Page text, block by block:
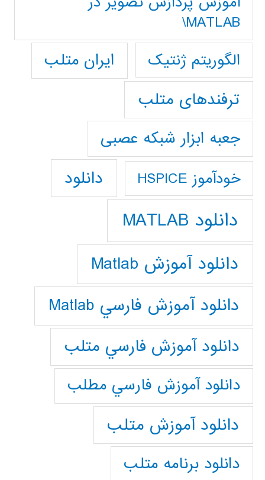
MATLAB\
الگوریتم ژنتیک
ایران متلب
ترفندهای متلب
جعبه ابزار شبکه عصبی
خودآموز HSPICE دانلود
دانلود MATLAB
دانلود آموزش Matlab
دانلود آموزش فارسي Matlab
دانلود آموزش فارسي متلب
دانلود آموزش فارسي مطلب
دانلود آموزش متلب
دانلود برنامه متلب